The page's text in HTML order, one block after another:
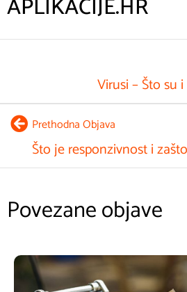
APLIKACIJE.HR
Prethodna Objava
Što je responzivnost i
Virusi – Što su
Povezane objave